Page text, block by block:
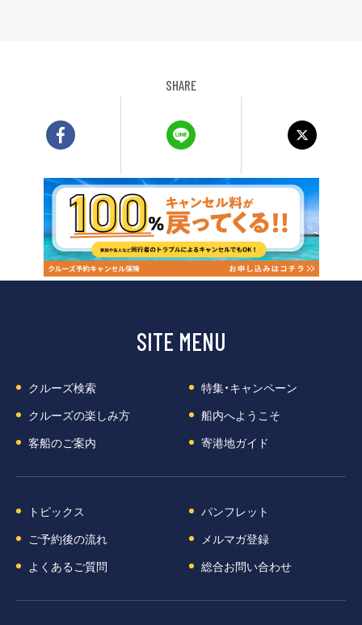
SHARE
SITE MENU
クルーズ検索
特集・キャンペーン
クルーズの楽しみ方
船内へようこそ
客船のご案内
寄港地ガイド
トピックス
パンフレット
ご予約後の流れ
メルマガ登録
よくあるご質問
総合お問い合わせ